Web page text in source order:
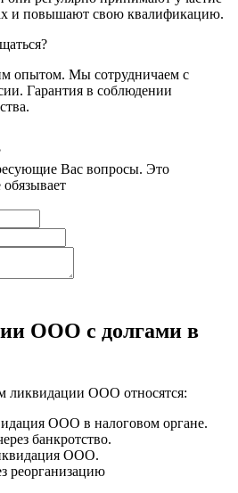
и повышают свою квалификацию.
опытом. Мы сотрудничаем с
Гарантия в соблюдении
Вас вопросы. Это
ООО с долгами в
ликвидации ООО относятся:
ООО в налоговом органе.
банкротство.
ООО.
реорганизацию